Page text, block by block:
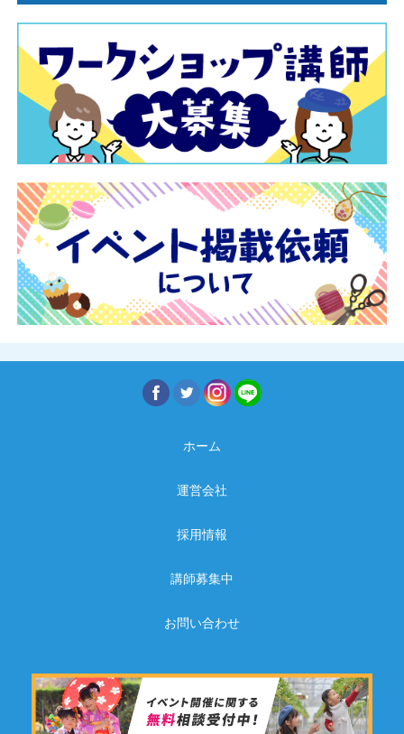
ホーム
運営会社
採用情報
講師募集中
お問い合わせ